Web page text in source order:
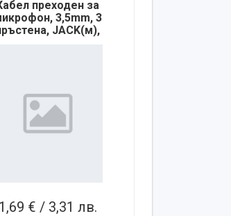
преходен за
3,5mm, 3
JACK(м),
1,69 € / 3,31 лв.